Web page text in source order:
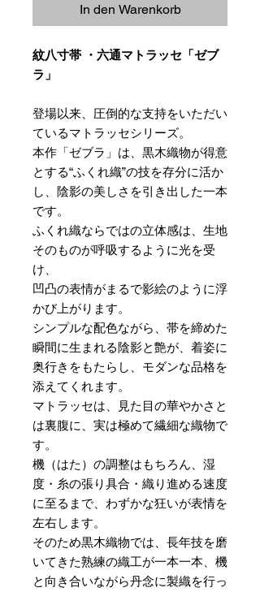
In den Warenkorb
紋八寸帯 ・六通マトラッセ「ゼブ
ラ」
登場以来、圧倒的な支持をいただい
ているマトラッセシリーズ。
本作「ゼブラ」は、黒木織物が得意
とする“ふくれ織”の技を存分に活か
し、陰影の美しさを引き出した一本
です。
ふくれ織ならではの立体感は、生地
そのものが呼吸するように光を受
け、
凹凸の表情がまるで影絵のように浮
かび上がります。
シンプルな配色ながら、帯を締めた
瞬間に生まれる陰影と艶が、着姿に
奥行きをもたらし、モダンな品格を
添えてくれます。
マトラッセは、見た目の華やかさと
は裏腹に、実は極めて繊細な織物で
す。
機（はた）の調整はもちろん、湿
度・糸の張り具合・織り進める速度
に至るまで、わずかな狂いが表情を
左右します。
そのため黒木織物では、長年技を磨
いてきた熟練の織工が一本一本、機
と向き合いながら丹念に製織を行っ